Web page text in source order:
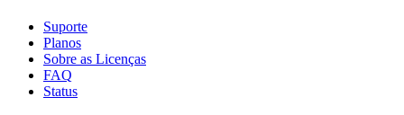
Suporte
Planos
Sobre as Licenças
FAQ
Status